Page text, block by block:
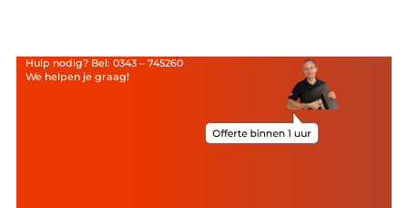
Hulp nodig? Bel: 0343 – 745260
We helpen je graag!